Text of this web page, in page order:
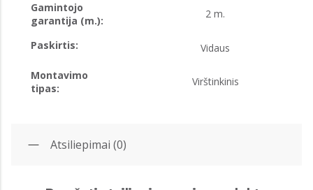
Gamintojo
garantija (m.):
2 m.
Paskirtis: Vidaus
Montavimo
tipas:
Virštinkinis
Atsiliepimai (0)